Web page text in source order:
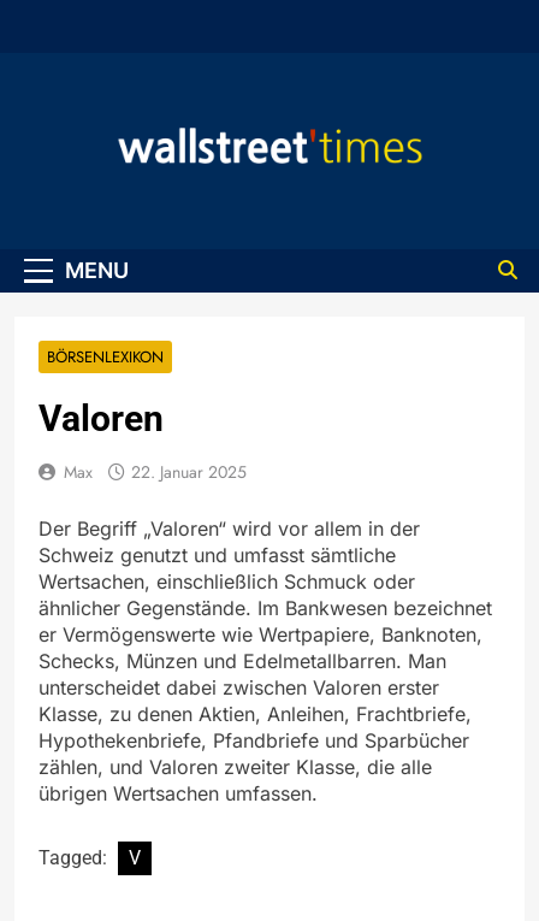
MENU
BÖRSENLEXIKON
Valoren
Max 22. Januar 2025
Der Begriff „Valoren“ wird vor allem in der
Schweiz genutzt und umfasst sämtliche
Wertsachen, einschließlich Schmuck oder
ähnlicher Gegenstände. Im Bankwesen bezeichnet
er Vermögenswerte wie Wertpapiere, Banknoten,
Schecks, Münzen und Edelmetallbarren. Man
unterscheidet dabei zwischen Valoren erster
Klasse, zu denen Aktien, Anleihen, Frachtbriefe,
Hypothekenbriefe, Pfandbriefe und Sparbücher
zählen, und Valoren zweiter Klasse, die alle
übrigen Wertsachen umfassen.
Tagged: V